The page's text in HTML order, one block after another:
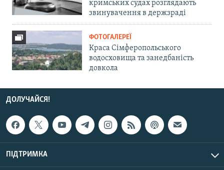
кримських судах розглядають
звинувачення в держзраді
ФОТОГАЛЕРЕЇ
Краса Сімферопольського
водосховища та занедбаність
довкола
ДОЛУЧАЙСЯ!
ПІДТРИМКА